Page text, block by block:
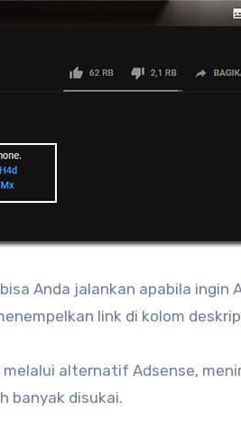
Anda jalankan apabila ingin
link di kolom
alternatif Adsense,
banyak disukai.